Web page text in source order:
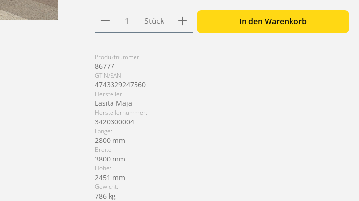
Produkt Anzahl: Gib den gewünschten Wert
Stück In den Warenkorb
Produktnummer:
86777
GTIN/EAN:
4743329247560
Hersteller:
Lasita Maja
Herstellernummer:
3420300004
Länge:
2800 mm
Breite:
3800 mm
Höhe:
2451 mm
Gewicht:
786 kg